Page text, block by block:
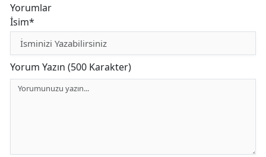
Yorumlar
İsim*
Yorum Yazın (500 Karakter)